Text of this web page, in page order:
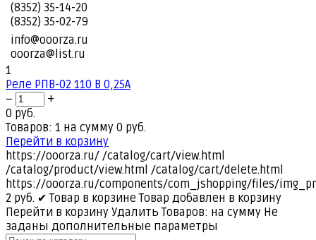
(8352) 35-14-20
(8352) 35-02-79
info@ooorza.ru
ooorza@list.ru
1
Реле РПВ-02 110 В 0,25А
−
+
0 руб.
Товаров: 1 на сумму 0 руб.
Перейти в корзину
https://ooorza.ru/ /catalog/cart/view.html
/catalog/product/view.html /catalog/cart/delete.html
https://ooorza.ru/components/com_jshopping/files/
2 руб. ✔ Товар в корзине Товар добавлен в корзину
Перейти в корзину Удалить Товаров: на сумму Не
заданы дополнительные параметры